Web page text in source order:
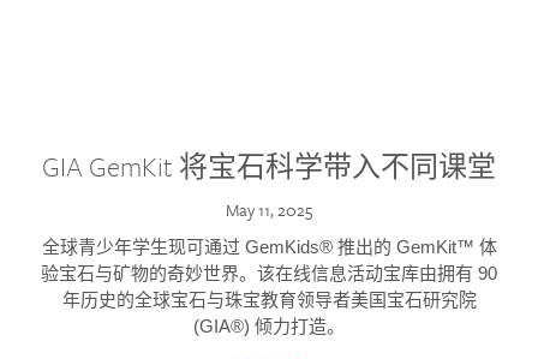
GIA GemKit 将宝石科学带入不同课堂
May 11, 2025
全球青少年学生现可通过 GemKids® 推出的 GemKit™ 体
验宝石与矿物的奇妙世界。该在线信息活动宝库由拥有 90
年历史的全球宝石与珠宝教育领导者美国宝石研究院
(GIA®) 倾力打造。